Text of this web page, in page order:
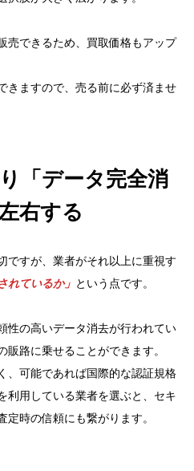
売できるため、買取価格もアップ
きますので、売る前に必ず済ませ
「データ完全消
右する
ですが、業者がそれ以上に重視す
れているか」 という点です。
性の高いデータ消去が行われてい
路に乗せることができます。
、可能であれば国際的な認証規格
利用している業者を選ぶと、セキ
定時の信頼にも繋がります。